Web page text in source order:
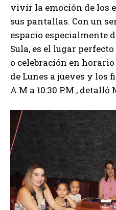
vivir la emoción de los
sus pantallas. Con un
espacio especialmente
Sula, es el lugar
o celebración en horario
de Lunes a jueves y los
A.M a 10:30 P.M.,